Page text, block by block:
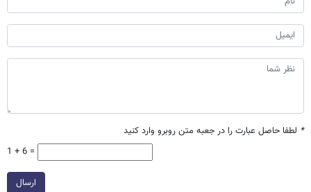
* لطفا حاصل عبارت را در جعبه متن روبرو وارد کنید
1 + 6 =
ارسال